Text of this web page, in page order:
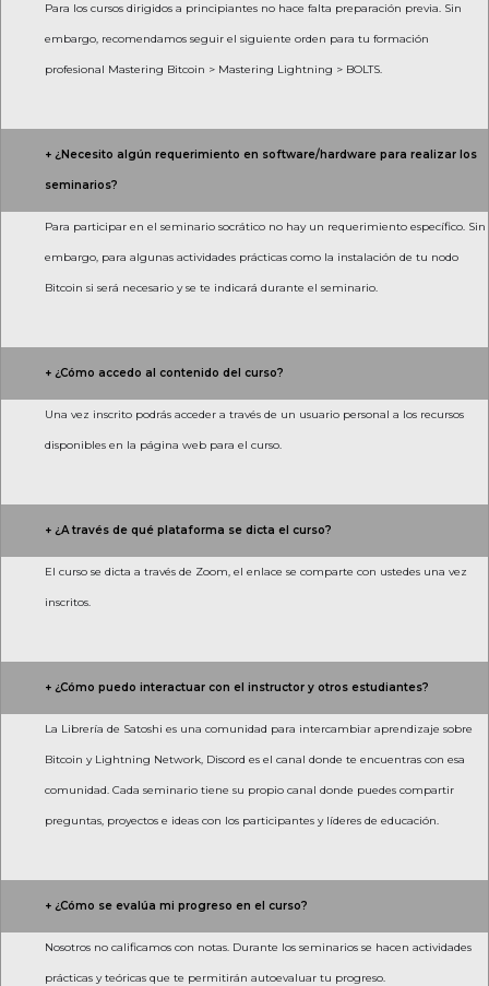
Para los cursos dirigidos a principiantes no hace falta preparación previa. Sin
embargo, recomendamos seguir el siguiente orden para tu formación
profesional Mastering Bitcoin > Mastering Lightning > BOLTS.
+ ¿Necesito algún requerimiento en software/hardware para realizar los
seminarios?
Para participar en el seminario socrático no hay un requerimiento específico. Sin
embargo, para algunas actividades prácticas como la instalación de tu nodo
Bitcoin si será necesario y se te indicará durante el seminario.
+ ¿Cómo accedo al contenido del curso?
Una vez inscrito podrás acceder a través de un usuario personal a los recursos
disponibles en la página web para el curso.
+ ¿A través de qué plataforma se dicta el curso?
El curso se dicta a través de Zoom, el enlace se comparte con ustedes una vez
inscritos.
+ ¿Cómo puedo interactuar con el instructor y otros estudiantes?
La Librería de Satoshi es una comunidad para intercambiar aprendizaje sobre
Bitcoin y Lightning Network, Discord es el canal donde te encuentras con esa
comunidad. Cada seminario tiene su propio canal donde puedes compartir
preguntas, proyectos e ideas con los participantes y líderes de educación.
+ ¿Cómo se evalúa mi progreso en el curso?
Nosotros no calificamos con notas. Durante los seminarios se hacen actividades
prácticas y teóricas que te permitirán autoevaluar tu progreso.